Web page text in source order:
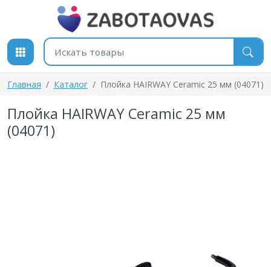
К содержимому
Поиск товаров
Главная Каталог Плойка HAIRWAY Ceramic 25 мм (04071)
Плойка HAIRWAY Ceramic 25 мм
(04071)